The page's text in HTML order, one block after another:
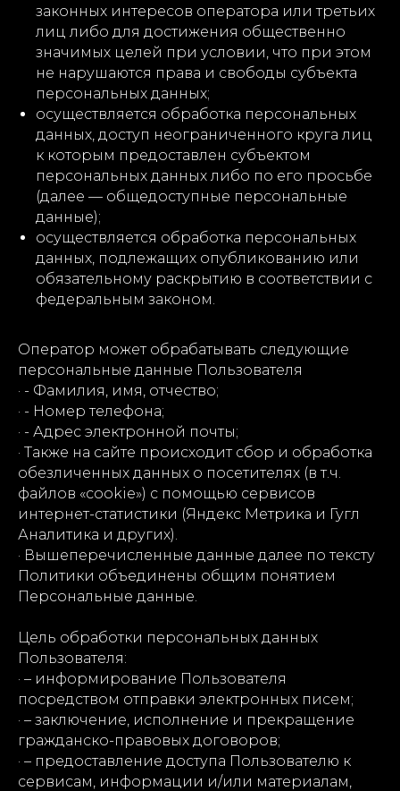
законных интересов оператора или третьих
лиц либо для достижения общественно
значимых целей при условии, что при этом
не нарушаются права и свободы субъекта
персональных данных;
осуществляется обработка персональных
данных, доступ неограниченного круга лиц
к которым предоставлен субъектом
персональных данных либо по его просьбе
(далее — общедоступные персональные
данные);
осуществляется обработка персональных
данных, подлежащих опубликованию или
обязательному раскрытию в соответствии с
федеральным законом.
Оператор может обрабатывать следующие
персональные данные Пользователя
· - Фамилия, имя, отчество;
· - Номер телефона;
· - Адрес электронной почты;
· Также на сайте происходит сбор и обработка
обезличенных данных о посетителях (в т.ч.
файлов «cookie») с помощью сервисов
интернет-статистики (Яндекс Метрика и Гугл
Аналитика и других).
· Вышеперечисленные данные далее по тексту
Политики объединены общим понятием
Персональные данные.
Цель обработки персональных данных
Пользователя:
· – информирование Пользователя
посредством отправки электронных писем;
· – заключение, исполнение и прекращение
гражданско-правовых договоров;
· – предоставление доступа Пользователю к
сервисам, информации и/или материалам,